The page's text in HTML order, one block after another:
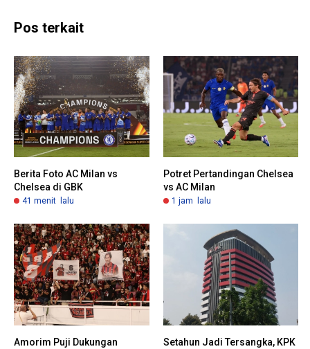
Pos terkait
Berita Foto AC Milan vs
Chelsea di GBK
41 menit lalu
Potret Pertandingan Chelsea
vs AC Milan
1 jam lalu
Amorim Puji Dukungan
Setahun Jadi Tersangka, KPK